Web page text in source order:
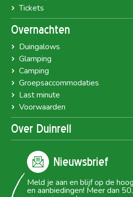
Tickets
Overnachten
Duingalows
Glamping
Camping
Groepsaccommodaties
Last minute
Voorwaarden
Over Duinrell
Nieuwsbrief
Meld je aan en blijf op de
en aanbiedingen! Meer dan